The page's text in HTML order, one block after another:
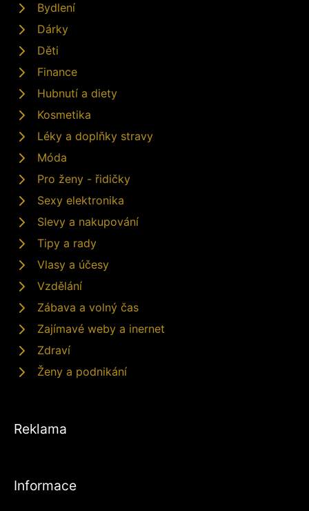
Bydlení
Dárky
Děti
Finance
Hubnutí a diety
Kosmetika
Léky a doplňky stravy
Móda
Pro ženy - řidičky
Sexy elektronika
Slevy a nakupování
Tipy a rady
Vlasy a účesy
Vzdělání
Zábava a volný čas
Zajímavé weby a inernet
Zdraví
Ženy a podnikání
Reklama
Informace